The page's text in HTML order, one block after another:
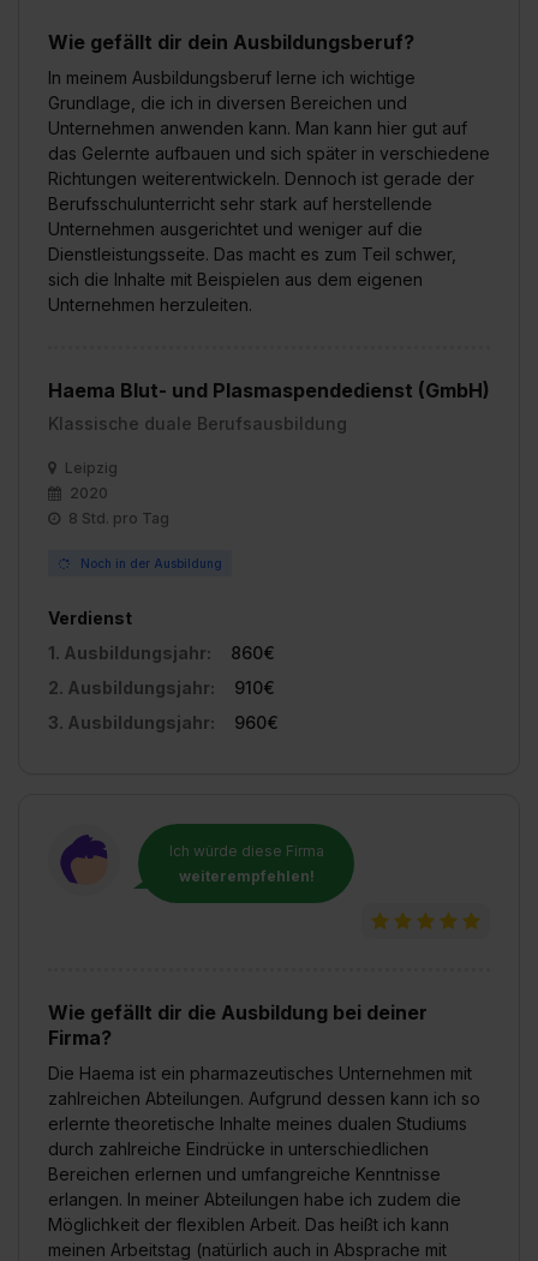
Wie gefällt dir dein Ausbildungsberuf?
In meinem Ausbildungsberuf lerne ich wichtige
Grundlage, die ich in diversen Bereichen und
Unternehmen anwenden kann. Man kann hier gut auf
das Gelernte aufbauen und sich später in verschiedene
Richtungen weiterentwickeln. Dennoch ist gerade der
Berufsschulunterricht sehr stark auf herstellende
Unternehmen ausgerichtet und weniger auf die
Dienstleistungsseite. Das macht es zum Teil schwer,
sich die Inhalte mit Beispielen aus dem eigenen
Unternehmen herzuleiten.
Haema Blut- und Plasmaspendedienst (GmbH)
Klassische duale Berufsausbildung
Leipzig
2020
8 Std. pro Tag
Noch in der Ausbildung
Verdienst
1. Ausbildungsjahr:
860€
2. Ausbildungsjahr:
910€
3. Ausbildungsjahr:
960€
Ich würde diese Firma
weiterempfehlen!
Wie gefällt dir die Ausbildung bei deiner
Firma?
Die Haema ist ein pharmazeutisches Unternehmen mit
zahlreichen Abteilungen. Aufgrund dessen kann ich so
erlernte theoretische Inhalte meines dualen Studiums
durch zahlreiche Eindrücke in unterschiedlichen
Bereichen erlernen und umfangreiche Kenntnisse
erlangen. In meiner Abteilungen habe ich zudem die
Möglichkeit der flexiblen Arbeit. Das heißt ich kann
meinen Arbeitstag (natürlich auch in Absprache mit